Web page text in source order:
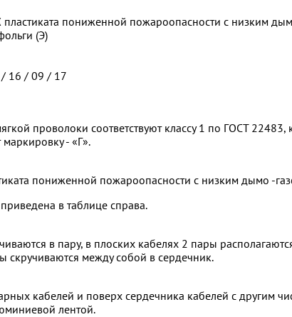
пониженной пожароопасности с низким
(Э)
16 / 09 / 17
проволоки соответствуют классу 1 по ГОСТ
- «Г».
пониженной пожароопасности с низким дымо -
в таблице справа.
в пару, в плоских кабелях 2 пары
скручиваются между собой в сердечник.
кабелей и поверх сердечника кабелей с другим
лентой.